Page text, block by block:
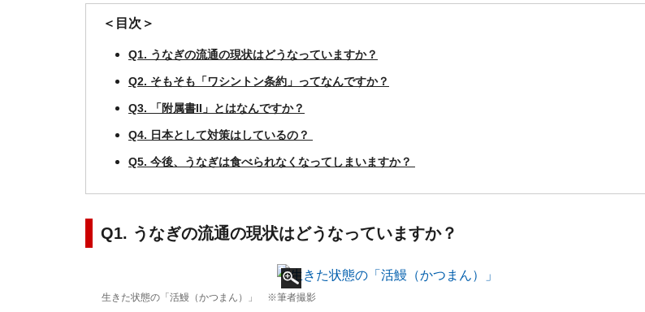
＜目次＞
Q1. うなぎの流通の現状はどうなっていますか？
Q2. そもそも「ワシントン条約」ってなんですか？
Q3. 「附属書II」とはなんですか？
Q4. 日本として対策はしているの？
Q5. 今後、うなぎは食べられなくなってしまいますか？
Q1. うなぎの流通の現状はどうなっていますか？
生きた状態の「活鰻（かつまん）」 ※筆者撮影